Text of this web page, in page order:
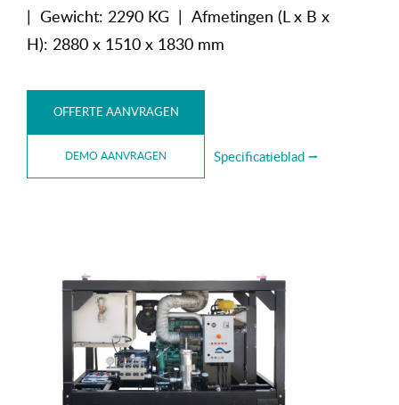
| Gewicht: 2290 KG | Afmetingen (L x B x
H): 2880 x 1510 x 1830 mm
OFFERTE AANVRAGEN
DEMO AANVRAGEN Specificatieblad ⭢